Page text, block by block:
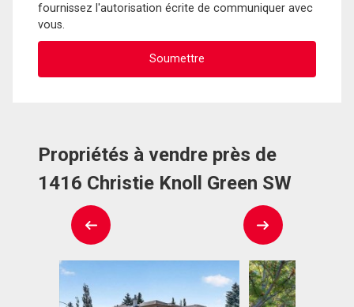
fournissez l'autorisation écrite de communiquer avec
vous.
Propriétés à vendre près de
1416 Christie Knoll Green SW